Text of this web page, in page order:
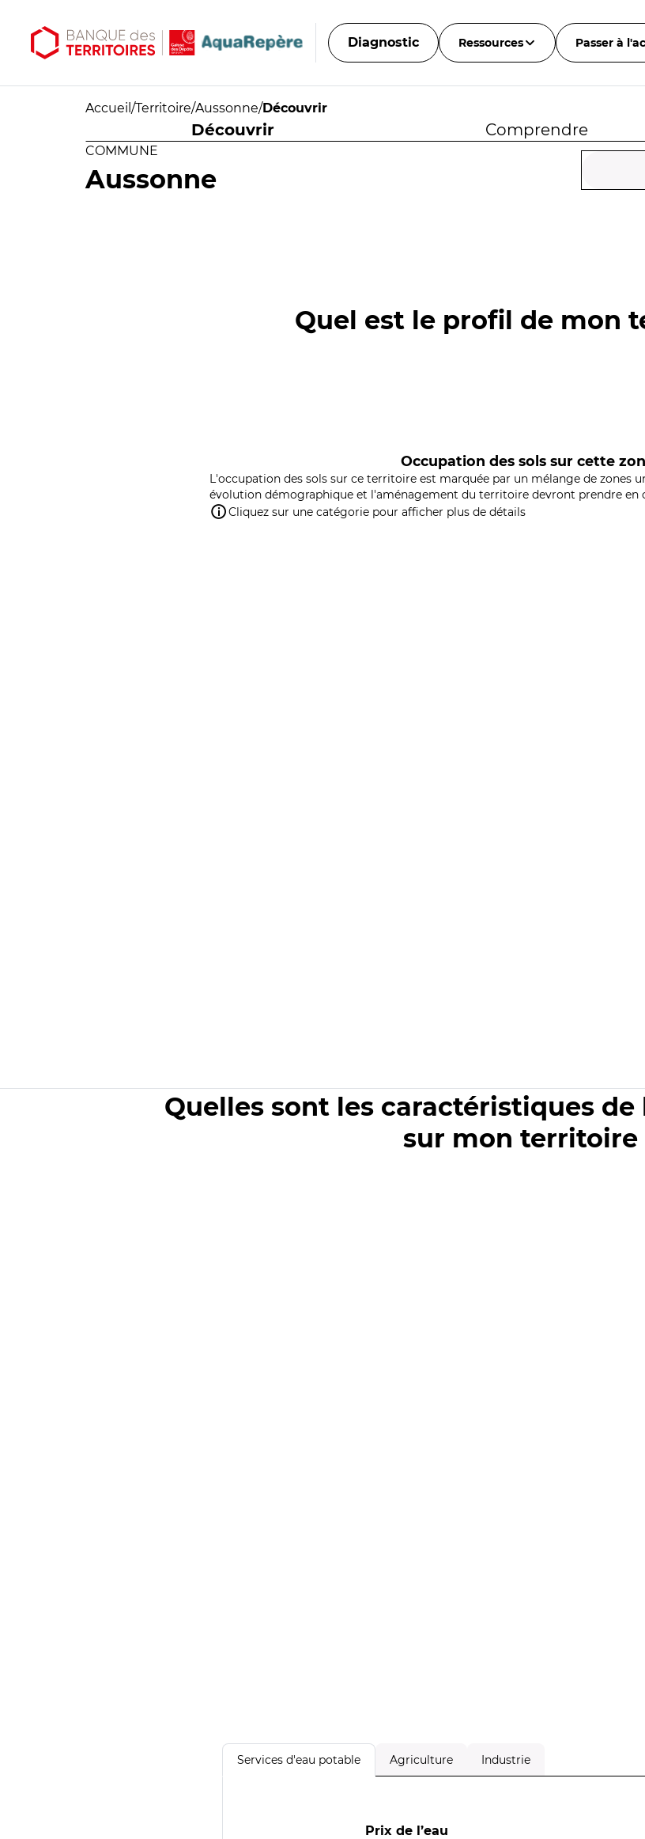
Diagnostic Ressources Passer à
Accueil /Territoire/Aussonne/Découvrir
Découvrir Comprendre
COMMUNE
Aussonne
Quel est le profil de mon
Occupation des sols sur cette
L'occupation des sols sur ce territoire est marquée par un mélange de zones
évolution démographique et l'aménagement du territoire devront prendre en
Cliquez sur une catégorie pour afficher plus de détails
Quelles sont les caractéristiques de
sur mon territoire
Services d'eau potable Agriculture Industrie
Prix de l’eau